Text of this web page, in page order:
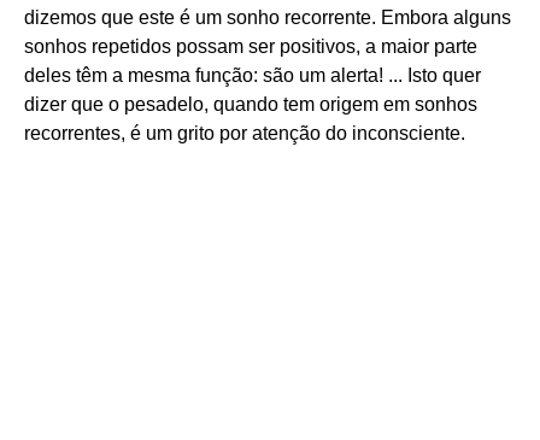
dizemos que este é um sonho recorrente. Embora alguns
sonhos repetidos possam ser positivos, a maior parte
deles têm a mesma função: são um alerta! ... Isto quer
dizer que o pesadelo, quando tem origem em sonhos
recorrentes, é um grito por atenção do inconsciente.